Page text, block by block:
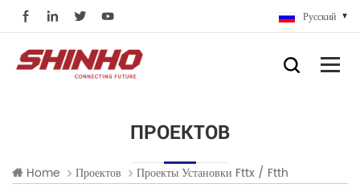
Русский
ПРОЕКТОВ
Home Проектов Проекты Установки Fttx / Ftth